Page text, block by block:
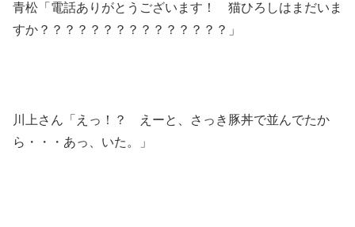
青松「電話ありがとうございます！ 猫ひろしはまだいま
すか？？？？？？？？？？？？？？？」
川上さん「えっ！？ えーと、さっき豚丼で並んでたか
ら・・・あっ、いた。」